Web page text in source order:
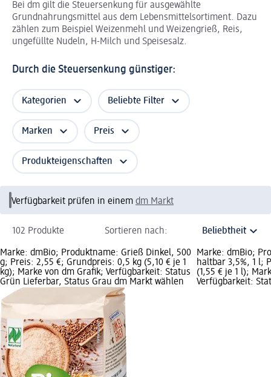
Bei dm gilt die Steuersenkung für ausgewählte
Grundnahrungsmittel aus dem Lebensmittelsortiment. Dazu
zählen zum Beispiel Weizenmehl und Weizengrieß, Reis,
ungefüllte Nudeln, H-Milch und Speisesalz.
Durch die Steuersenkung günstiger:
Kategorien Beliebte Filter
Marken Preis
Produkteigenschaften
Verfügbarkeit prüfen in einem dm Markt
102 Produkte Sortieren nach:
Marke: dmBio; Produktname: Grieß Dinkel, 500
g; Preis: 2,55 €; Grundpreis: 0,5 kg (5,10 € je 1
kg); Marke von dm Grafik; Verfügbarkeit: Status
Grün Lieferbar, Status Grau dm Markt wählen
Marke: dmBio;
haltbar 3,5%, 1 l;
(1,55 € je 1 l);
Verfügbarkeit: